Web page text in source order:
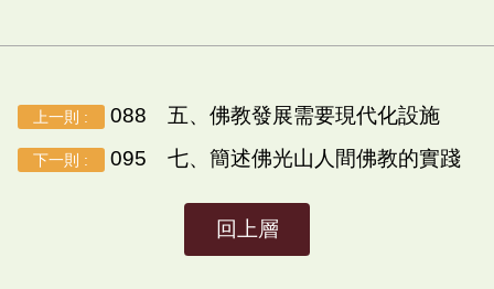
上一則 : 088 五、佛教發展需要現代化設施
下一則 : 095 七、簡述佛光山人間佛教的實踐
回上層